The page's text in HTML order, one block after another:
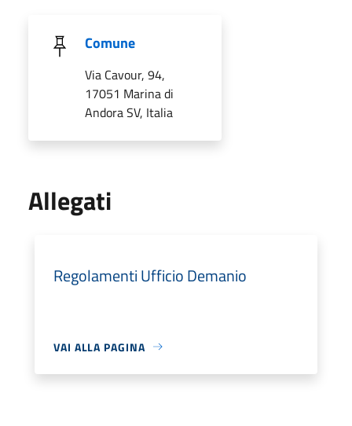
Comune
Via Cavour, 94,
17051 Marina di
Andora SV, Italia
Allegati
Regolamenti Ufficio Demanio
VAI ALLA PAGINA